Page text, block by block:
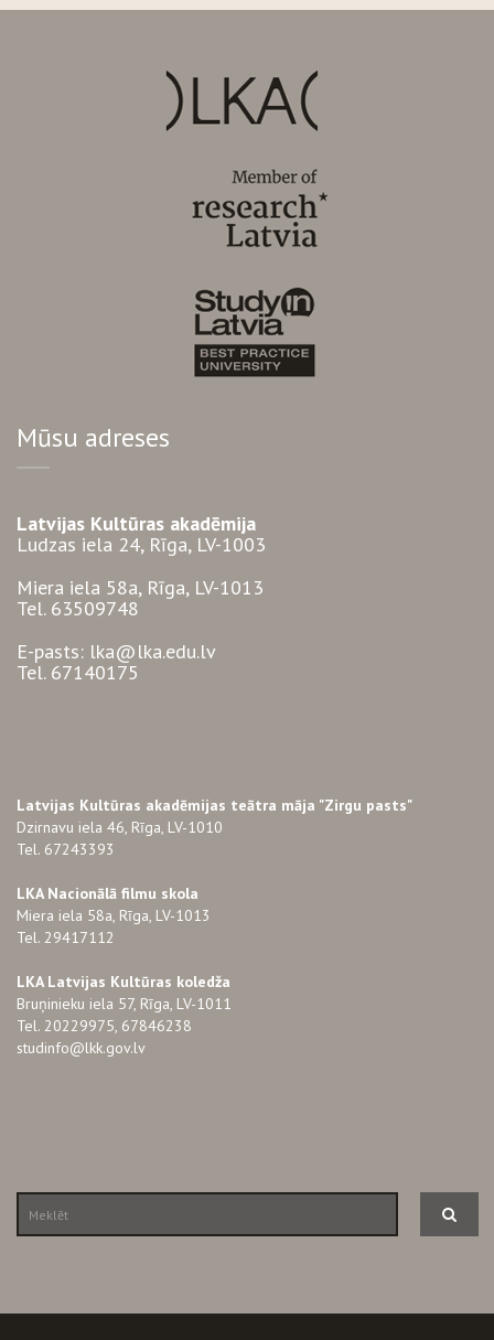
Mūsu adreses
Latvijas Kultūras akadēmija
Ludzas iela 24, Rīga, LV-1003
Miera iela 58a, Rīga, LV-1013
Tel. 63509748
E-pasts: lka@lka.edu.lv
Tel. 67140175
Latvijas Kultūras akadēmijas teātra māja "Zirgu pasts"
Dzirnavu iela 46, Rīga, LV-1010
Tel. 67243393
LKA Nacionālā filmu skola
Miera iela 58a, Rīga, LV-1013
Tel. 29417112
LKA Latvijas Kultūras koledža
Bruņinieku iela 57, Rīga, LV-1011
Tel. 20229975, 67846238
studinfo@lkk.gov.lv